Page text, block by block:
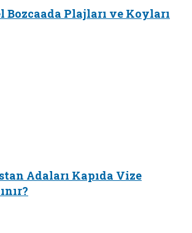
Bozcaada Plajları ve Koyları
Adaları Kapıda Vize